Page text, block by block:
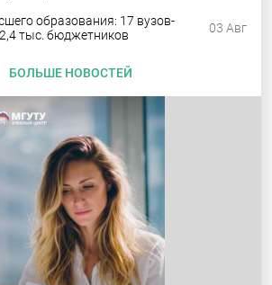
образования: 17 вузов-
тыс. бюджетников
03 Авг
БОЛЬШЕ НОВОСТЕЙ